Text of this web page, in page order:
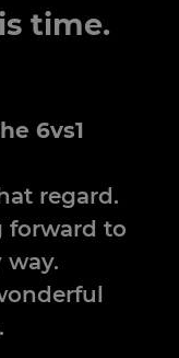
time.
6vs1
regard.
forward to
way.